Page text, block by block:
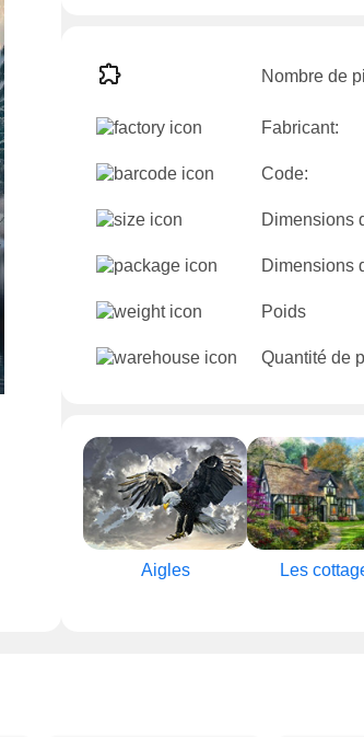
Nombre de
Fabricant:
Code:
Dimensions
Dimensions
Poids
Quantité de
Aigles Les